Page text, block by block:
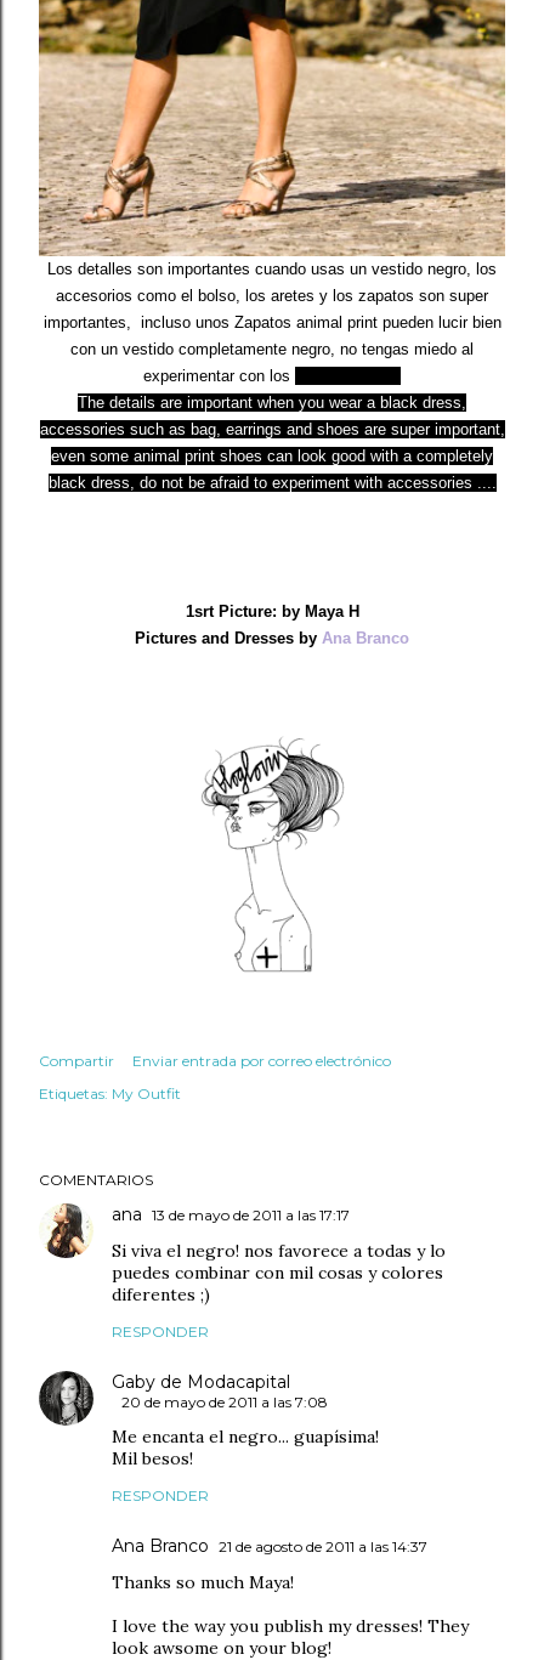
Los detalles son importantes cuando usas un vestido negro, los
accesorios como el bolso, los aretes y los zapatos son super
importantes, incluso unos Zapatos animal print pueden lucir bien
con un vestido completamente negro, no tengas miedo al
experimentar con los
The details are important when you wear a black dress,
accessories such as bag, earrings and shoes are super important,
even some animal print shoes can look good with a completely
black dress, do not be afraid to experiment with accessories ....
1srt Picture: by Maya H
Pictures and Dresses by Ana Branco
Compartir
Enviar entrada por correo electrónico
Etiquetas: My Outfit
COMENTARIOS
ana 13 de mayo de 2011 a las 17:17
Si viva el negro! nos favorece a todas y lo
puedes combinar con mil cosas y colores
diferentes ;)
RESPONDER
Gaby de Modacapital
20 de mayo de 2011 a las 7:08
Me encanta el negro... guapísima!
Mil besos!
RESPONDER
Ana Branco 21 de agosto de 2011 a las 14:37
Thanks so much Maya!
I love the way you publish my dresses! They
look awsome on your blog!